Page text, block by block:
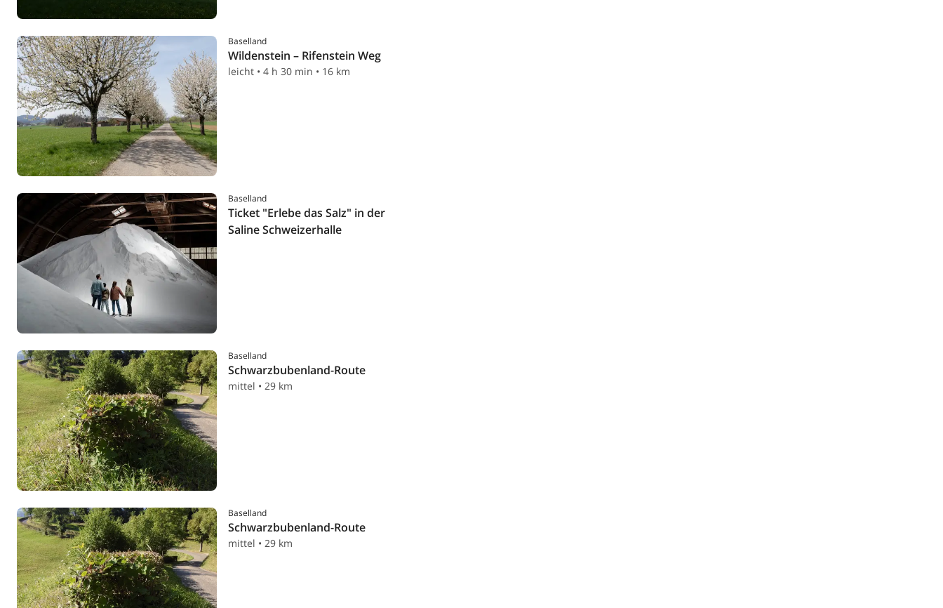
Baselland
Wildenstein – Rifenstein Weg
leicht • 4 h 30 min • 16 km
Baselland
Ticket "Erlebe das Salz" in der
Saline Schweizerhalle
Baselland
Schwarzbubenland-Route
mittel • 29 km
Baselland
Schwarzbubenland-Route
mittel • 29 km